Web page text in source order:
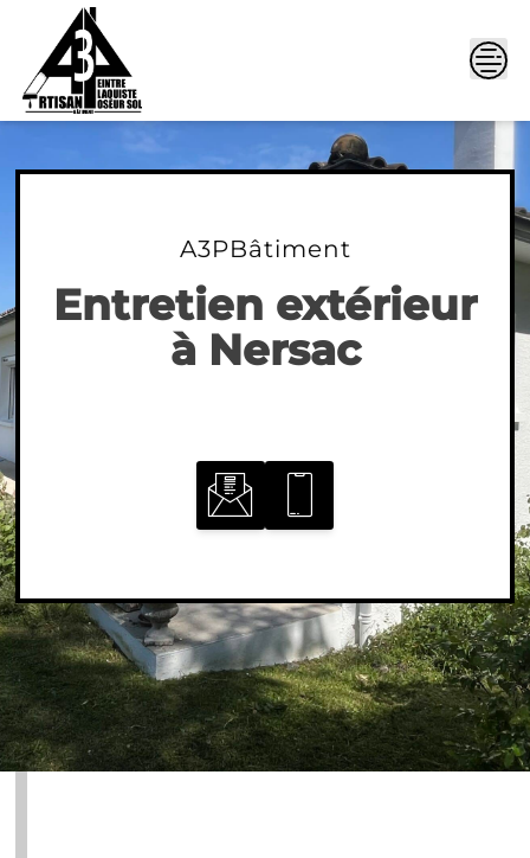
A3PBâtiment
Entretien extérieur
à Nersac